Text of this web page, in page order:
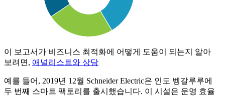
이 보고서가 비즈니스 최적화에 어떻게 도움이 되는지 알아
보려면, 애널리스트와 상담
예를 들어, 2019년 12월 Schneider Electric은 인도 벵갈루루에
두 번째 스마트 팩토리를 출시했습니다. 이 시설은 운영 효율